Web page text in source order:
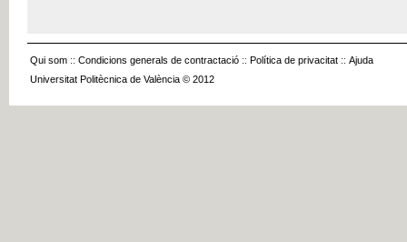
Qui som :: Condicions generals de contractació :: Política de privacitat :: Ajuda
Universitat Politècnica de València © 2012